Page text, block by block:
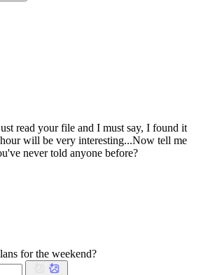
read your file and I must say, I found it
will be very interesting...Now tell me
never told anyone before?
for the weekend?